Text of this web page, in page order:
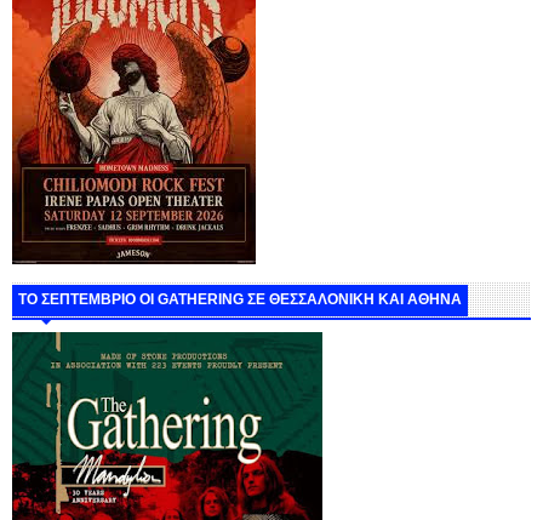
ΤΟ ΣΕΠΤΕΜΒΡΙΟ ΟΙ GATHERING ΣΕ ΘΕΣΣΑΛΟΝΙΚΗ ΚΑΙ ΑΘΗΝΑ